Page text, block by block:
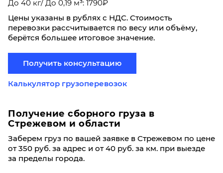
До 40 кг/ До 0,19 м³: 1790₽
Цены указаны в рублях с НДС. Стоимость
перевозки рассчитывается по весу или объёму,
берётся большее итоговое значение.
Получить консультацию
Калькулятор грузоперевозок
Получение сборного груза в
Стрежевом и области
Заберем груз по вашей заявке в Стрежевом по цене
от 350 руб. за адрес и от 40 руб. за км. при выезде
за пределы города.